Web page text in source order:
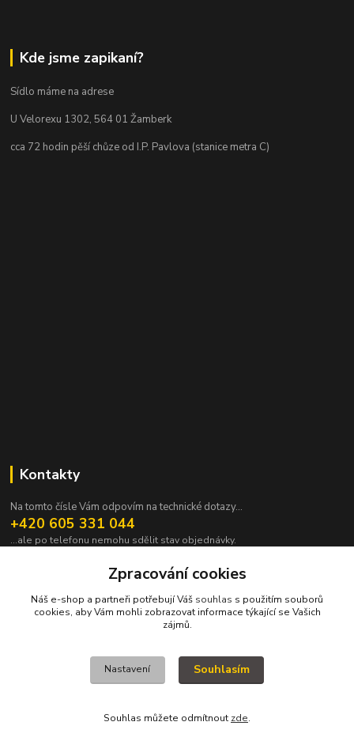
Kde jsme zapikaní?
Sídlo máme na adrese
U Velorexu 1302, 564 01 Žamberk
cca 72 hodin pěší chůze od I.P. Pavlova (stanice metra C)
Kontakty
Na tomto čísle Vám odpovím na technické dotazy...
+420 605 331 044
...ale po telefonu nemohu sdělit stav objednávky.
pavek@janpavek.com
VŠECHNY VÝROBKY V TOMTO ESHOPU JSOU VYRÁBĚNY NA ZAKÁZKU a
KOPYRAJT ORAJT! (c)2015-2022
Zpracování cookies
Náš e-shop a partneři potřebují Váš souhlas s použitím souborů
cookies, aby Vám mohli zobrazovat informace týkající se Vašich
zájmů.
Nastavení Souhlasím
Souhlas můžete odmítnout zde.